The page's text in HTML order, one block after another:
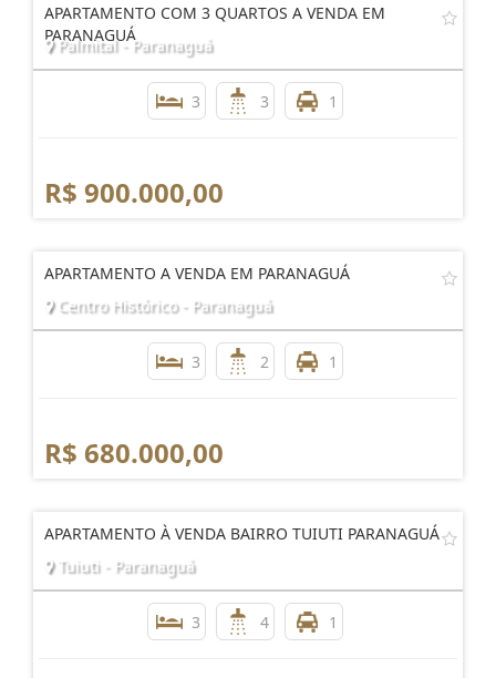
APARTAMENTO COM 3 QUARTOS A VENDA EM
PARANAGUÁ
Palmital - Paranaguá
3 3 1
R$ 900.000,00
APARTAMENTO A VENDA EM PARANAGUÁ
Centro Histórico - Paranaguá
3 2 1
R$ 680.000,00
APARTAMENTO À VENDA BAIRRO TUIUTI PARANAGUÁ
Tuiuti - Paranaguá
3 4 1